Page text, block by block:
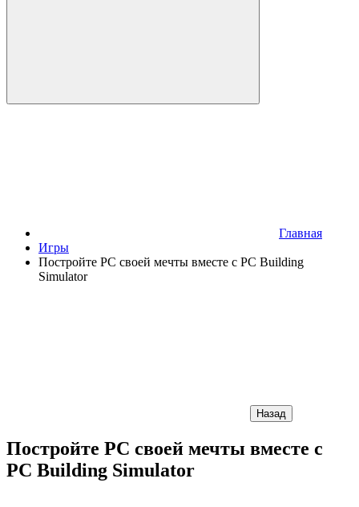
Главная
Игры
Постройте РС своей мечты вместе с PC Building
Simulator
Назад
Постройте РС своей мечты вместе с
PC Building Simulator